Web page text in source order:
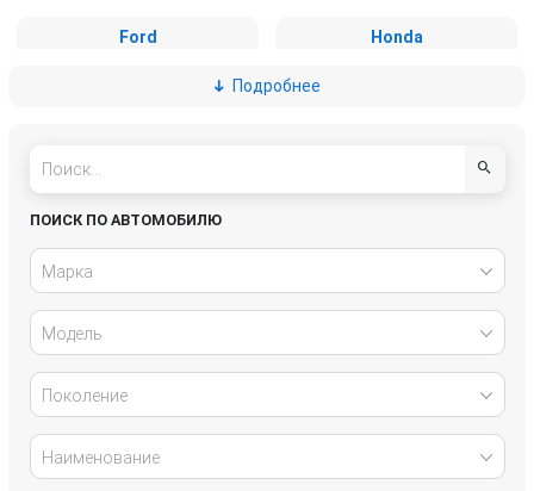
Ford Honda
Kia
Подробнее
ПОИСК ПО АВТОМОБИЛЮ
Марка
Модель
Поколение
Наименование